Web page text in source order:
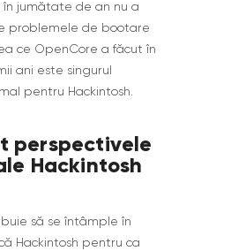
jumătate de an nu a
problemele de bootare
ce OpenCore a făcut în
ani este singurul
pentru Hackintosh.
perspectivele
Hackintosh
să se întâmple în
Hackintosh pentru ca